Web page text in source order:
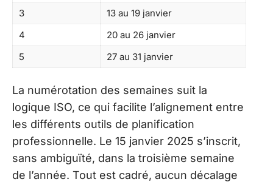
3
13 au 19 janvier
4
20 au 26 janvier
5
27 au 31 janvier
La numérotation des semaines suit la
logique ISO, ce qui facilite l’alignement entre
les différents outils de planification
professionnelle. Le 15 janvier 2025 s’inscrit,
sans ambiguïté, dans la troisième semaine
de l’année. Tout est cadré, aucun décalage